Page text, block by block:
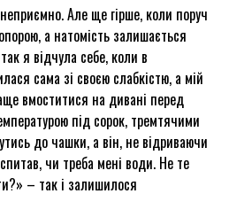
Але ще гірше, коли поруч
а натомість залишається
я відчула себе, коли в
сама зі своєю слабкістю, а мій
вмоститися на дивані перед
під сорок, тремтячими
до чашки, а він, не відриваючи
чи треба мені води. Не те
– так і залишилося